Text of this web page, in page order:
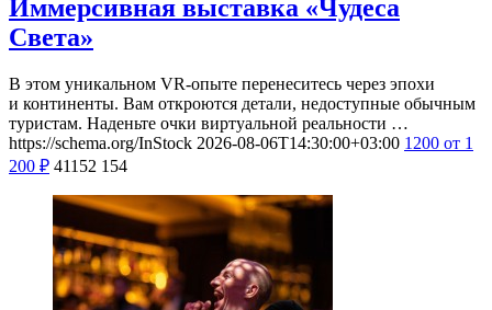
Иммерсивная выставка «Чудеса
Света»
В этом уникальном VR-опыте перенеситесь через эпохи
и континенты. Вам откроются детали, недоступные обычным
туристам. Наденьте очки виртуальной реальности …
https://schema.org/InStock 2026-08-06T14:30:00+03:00 1200 от 1
200 ₽ 41152 154